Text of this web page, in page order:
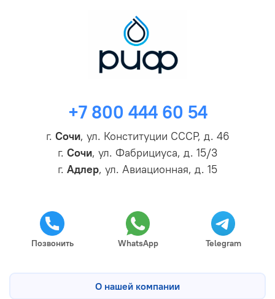
+7 800 444 60 54
г. Сочи, ул. Конституции СССР, д. 46
г. Сочи, ул. Фабрициуса, д. 15/3
г. Адлер, ул. Авиационная, д. 15
Позвонить WhatsApp Telegram
О нашей компании